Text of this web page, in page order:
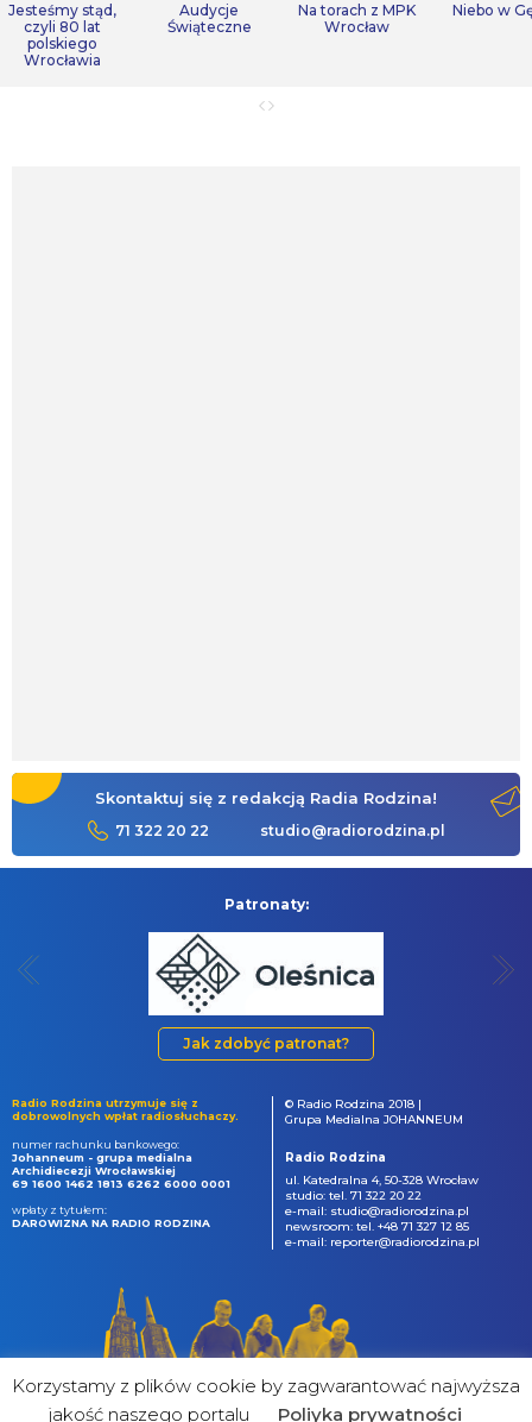
Jesteśmy stąd,
czyli 80 lat
polskiego
Wrocławia
Audycje
Świąteczne
Na torach z MPK
Wrocław
Niebo w
Skontaktuj się z redakcją Radia Rodzina!
71 322 20 22 studio@radiorodzina.pl
Patronaty:
Jak zdobyć patronat?
Radio Rodzina utrzymuje się z
dobrowolnych wpłat radiosłuchaczy.
numer rachunku bankowego:
Johanneum - grupa medialna
Archidiecezji Wrocławskiej
69 1600 1462 1813 6262 6000 0001
wpłaty z tytułem:
DAROWIZNA NA RADIO RODZINA
© Radio Rodzina 2018 |
Grupa Medialna JOHANNEUM
Radio Rodzina
ul. Katedralna 4, 50-328 Wrocław
studio: tel. 71 322 20 22
e-mail: studio@radiorodzina.pl
newsroom: tel. +48 71 327 12 85
e-mail: reporter@radiorodzina.pl
Korzystamy z plików cookie by zagwarantować najwyższa
jakość naszego portalu
Poliyka prywatności